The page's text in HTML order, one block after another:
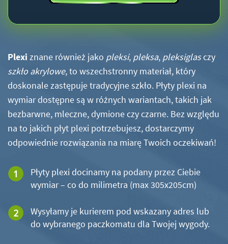
Plexi znane również jako pleksi, pleksa, pleksiglasczy
szkło akrylowe, to wszechstronny materiał, który
doskonale zastępuje tradycyjne szkło. Płyty plexi na
wymiar dostępne są w różnych wariantach, takich jak
bezbarwne, mleczne, dymione czy czarne. Bez względu
na to jakich płyt plexi potrzebujesz, dostarczymy
odpowiednie rozwiązania na miarę Twoich oczekiwań!
Płyty plexi docinamy na podany przez Ciebie
wymiar – co do milimetra (max 305x205cm)
Wysyłamy je kurierem pod wskazany adres lub
do wybranego paczkomatu dla Twojej wygody.